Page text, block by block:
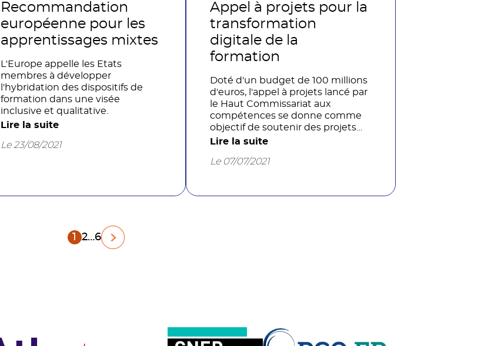
Recommandation
européenne pour les
apprentissages mixtes
L'Europe appelle les Etats
membres à développer
l'hybridation des dispositifs de
formation dans une visée
inclusive et qualitative.
Lire la suite
Le 23/08/2021
Appel à projets pour la
transformation
digitale de la
formation
Doté d'un budget de 100 millions
d'euros, l'appel à projets lancé par
le Haut Commissariat aux
compétences se donne comme
objectif de soutenir des projets
émanant de consortiums qui
de leurs formations et déployer
Lire la suite
Le 07/07/2021
1 2…6